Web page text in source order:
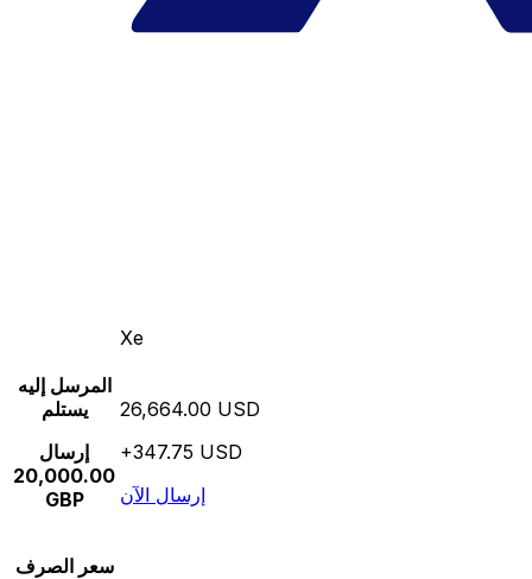
Xe
المرسل إليه
يستلم
إرسال
20,000.00
GBP
26,664.00 USD
+347.75 USD
إرسال الآن
سعر الصرف